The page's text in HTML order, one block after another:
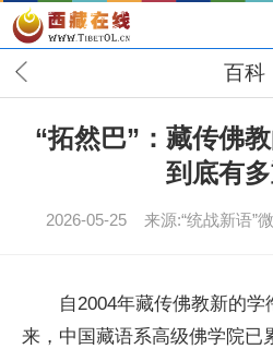
百科
“拓然巴”：藏传佛
到底有
2026-05-25 来源:“统战新语”
自2004年藏传佛教新的学
来，中国藏语系高级佛学院已